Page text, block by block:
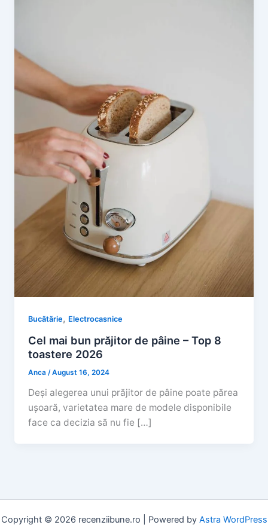
Bucătărie, Electrocasnice
Cel mai bun prăjitor de pâine – Top 8
toastere 2026
Anca /August 16, 2024
Deși alegerea unui prăjitor de pâine poate părea
ușoară, varietatea mare de modele disponibile
face ca decizia să nu fie […]
Copyright © 2026 recenziibune.ro | Powered by Astra WordPress